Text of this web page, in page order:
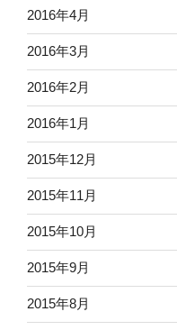
2016年4月
2016年3月
2016年2月
2016年1月
2015年12月
2015年11月
2015年10月
2015年9月
2015年8月